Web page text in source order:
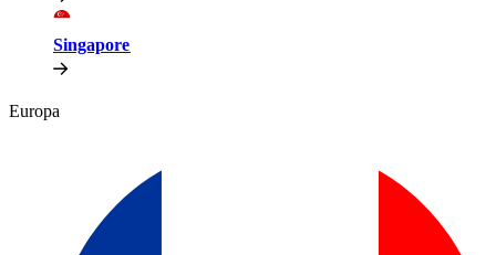
Singapore​​
Europa​​